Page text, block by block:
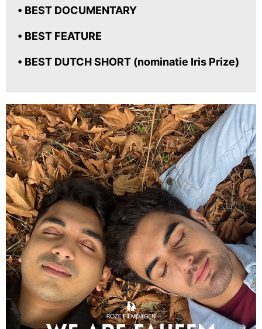
• BEST DOCUMENTARY
• BEST FEATURE
• BEST DUTCH SHORT (nominatie Iris Prize)